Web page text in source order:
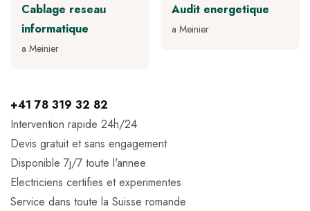
Cablage reseau
informatique
a Meinier
Audit energetique
a Meinier
+41 78 319 32 82
Intervention rapide 24h/24
Devis gratuit et sans engagement
Disponible 7j/7 toute l'annee
Electriciens certifies et experimentes
Service dans toute la Suisse romande